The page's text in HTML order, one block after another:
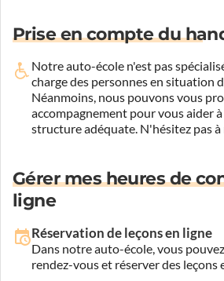
Prise en compte du
Notre auto-école n'est pas
charge des personnes en situation
Néanmoins, nous pouvons vous
accompagnement pour vous aider
structure adéquate. N'hésitez pas
Gérer mes heures de
ligne
Réservation de leçons en ligne
Dans notre auto-école, vous
rendez-vous et réserver des leçons